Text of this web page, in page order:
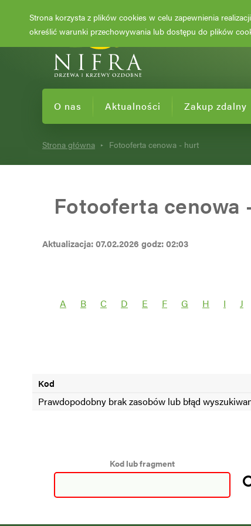
O nas Aktualności Zakup zdalny
Strona główna Fotooferta cenowa - hurt
Fotooferta cenowa
Aktualizacja: 07.02.2026 godz: 02:03
A B C D E F G H I J
Kod
Prawdopodobny brak zasobów lub błąd
Kod lub fragment
Strona korzysta z plików cookies w celu zapewnienia
określić warunki przechowywania lub dostępu do plików